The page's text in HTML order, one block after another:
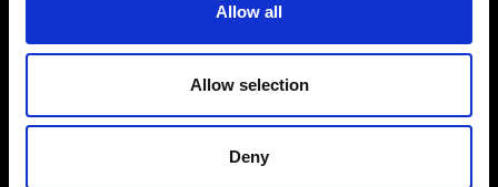
Allow all
Allow selection
Deny
Mondo Ripani